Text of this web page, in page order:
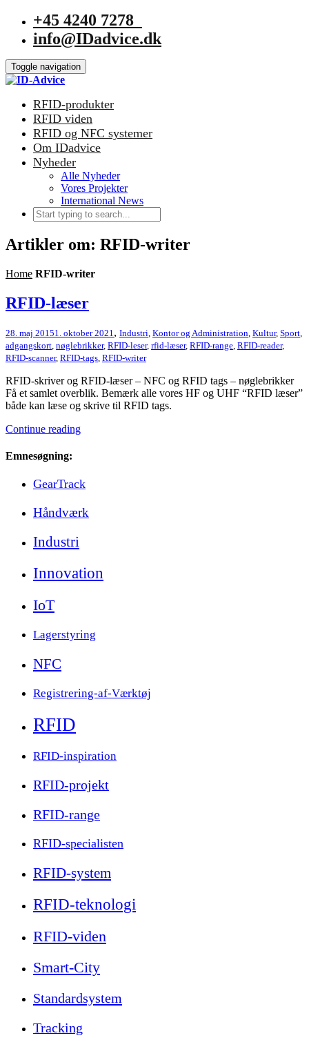
+45 4240 7278
info@IDadvice.dk
Toggle navigation
RFID-produkter
RFID viden
RFID og NFC systemer
Om IDadvice
Nyheder
Alle Nyheder
Vores Projekter
International News
Artikler om: RFID-writer
Home RFID-writer
RFID-læser
28. maj 20151. oktober 2021 , Industri Kontor og Administration Kultur, Sport
adgangskort nøglebrikker, RFID-leser, rfid-læser, RFID-range RFID-reader,
RFID-scanner, RFID-tags RFID-writer
RFID-skriver og RFID-læser – NFC og RFID tags – nøglebrikker
Få et samlet overblik. Bemærk alle vores HF og UHF “RFID læser”
både kan læse og skrive til RFID tags.
Continue reading
Emnesøgning:
GearTrack
Håndværk
Industri
Innovation
IoT
Lagerstyring
NFC
Registrering-af-Værktøj
RFID
RFID-inspiration
RFID-projekt
RFID-range
RFID-specialisten
RFID-system
RFID-teknologi
RFID-viden
Smart-City
Standardsystem
Tracking